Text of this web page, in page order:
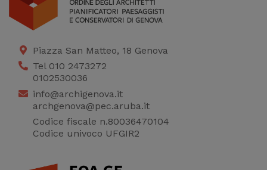
Piazza San Matteo, 18 Genova
Tel 010 2473272
0102530036
info@archigenova.it
archgenova@pec.aruba.it
Codice fiscale n.80036470104
Codice univoco UFGIR2